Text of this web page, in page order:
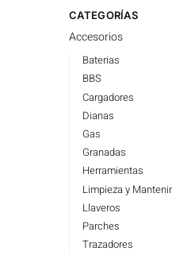
CATEGORÍAS
Accesorios
Baterias
BBS
Cargadores
Dianas
Gas
Granadas
Herramientas
Limpieza y
Llaveros
Parches
Trazadores